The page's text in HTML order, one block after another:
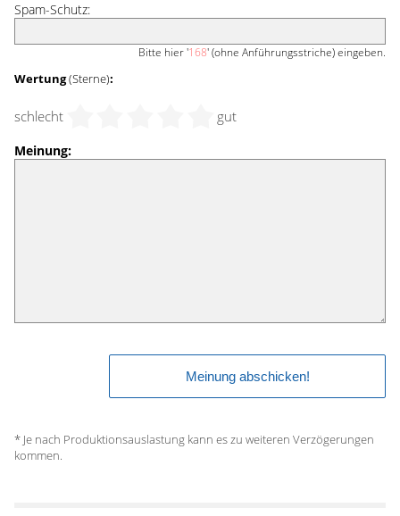
Spam-Schutz:
Bitte hier '168' (ohne Anführungsstriche) eingeben.
Wertung(Sterne):
schlecht gut
Meinung:
* Je nach Produktionsauslastung kann es zu weiteren Verzögerungen
kommen.